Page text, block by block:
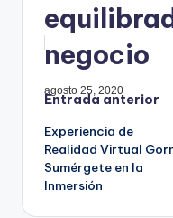
negocio
agosto 25, 2020
de
entradas
Entrada anterior
Experiencia de
Realidad Virtual
Sumérgete en la
Inmersión